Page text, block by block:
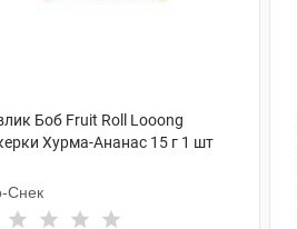
Боб Fruit Roll Looong
Хурма-Ананас 15 г 1 шт
Снек